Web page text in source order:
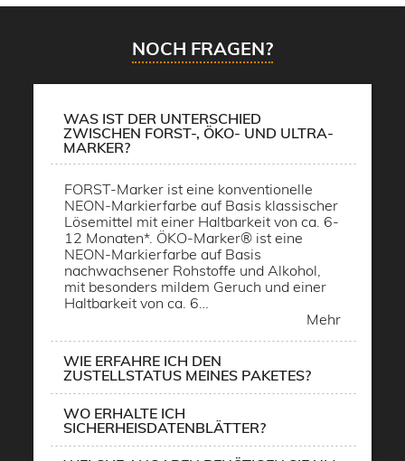
NOCH FRAGEN?
WAS IST DER UNTERSCHIED
ZWISCHEN FORST-, ÖKO- UND ULTRA-
MARKER?
FORST-Marker ist eine konventionelle
NEON-Markierfarbe auf Basis klassischer
Lösemittel mit einer Haltbarkeit von ca. 6-
12 Monaten*. ÖKO-Marker® ist eine
NEON-Markierfarbe auf Basis
nachwachsener Rohstoffe und Alkohol,
mit besonders mildem Geruch und einer
Haltbarkeit von ca. 6…
Mehr
WIE ERFAHRE ICH DEN
ZUSTELLSTATUS MEINES PAKETES?
WO ERHALTE ICH
SICHERHEISDATENBLÄTTER?